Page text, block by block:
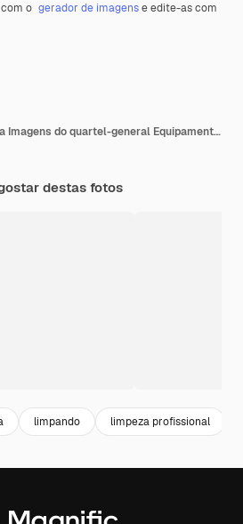
o gerador de imagense edite-as com
Serviços de limpeza Imagens do quartel-general Equipamento de limpeza de vidro de chão e limpeza de tapetes
destas fotos
limpando limpeza profissional